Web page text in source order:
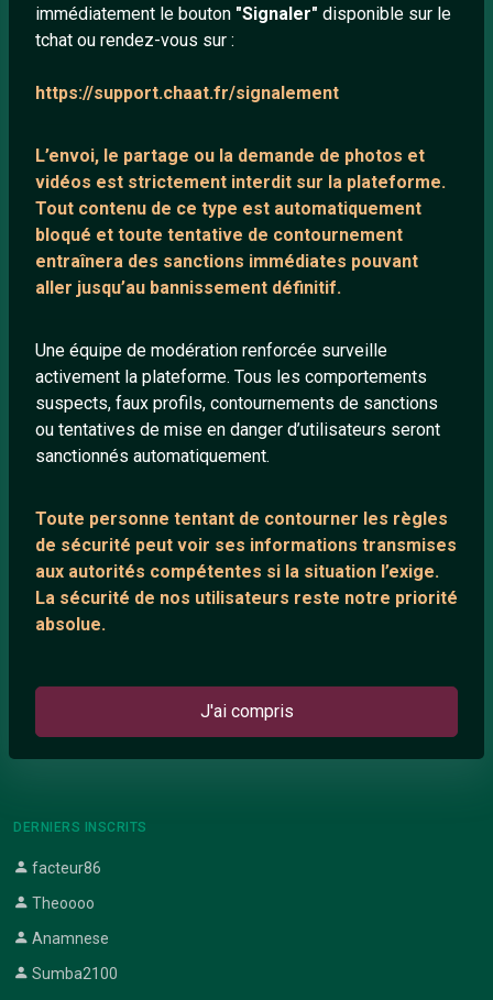
immédiatement le bouton "Signaler" disponible sur le
tchat ou rendez-vous sur :
https://support.chaat.fr/signalement
L’envoi, le partage ou la demande de photos et
vidéos est strictement interdit sur la plateforme.
Tout contenu de ce type est automatiquement
bloqué et toute tentative de contournement
entraînera des sanctions immédiates pouvant
aller jusqu’au bannissement définitif.
Une équipe de modération renforcée surveille
activement la plateforme. Tous les comportements
suspects, faux profils, contournements de sanctions
ou tentatives de mise en danger d’utilisateurs seront
sanctionnés automatiquement.
Toute personne tentant de contourner les règles
de sécurité peut voir ses informations transmises
aux autorités compétentes si la situation l’exige.
La sécurité de nos utilisateurs reste notre priorité
absolue.
J'ai compris
À propos
Mentions légales
Protection mineurs
Blog
Salons de discussion
Communauté
Playlists YouTube
Nous contacter
ANNEXE
Support IRC
ARTICLES RÉCENTS
Témoignage de nathanaelle
DERNIERS INSCRITS
facteur86
Theoooo
Anamnese
Sumba2100